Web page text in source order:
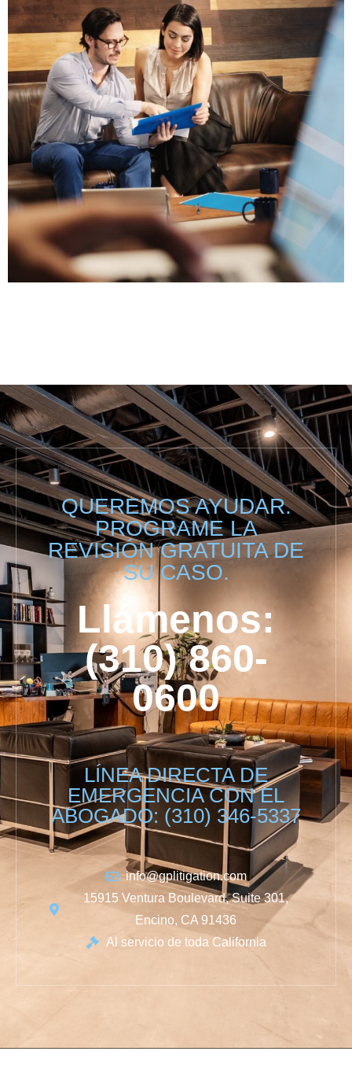
QUEREMOS AYUDAR.
PROGRAME LA
REVISIÓN GRATUITA DE
SU CASO.
Llámenos:
(310) 860-
0600
LÍNEA DIRECTA DE
EMERGENCIA CON EL
ABOGADO: (310) 346-5337
info@gplitigation.com
15915 Ventura Boulevard, Suite 301,
Encino, CA 91436
Al servicio de toda California